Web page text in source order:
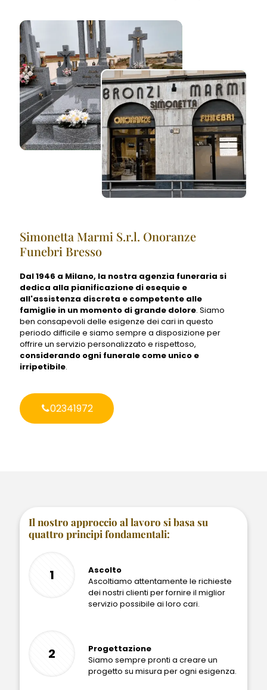
Simonetta Marmi S.r.l. Onoranze
Funebri Bresso
Dal 1946 a Milano, la nostra agenzia funeraria si
dedica alla pianificazione di esequie e
all'assistenza discreta e competente alle
famiglie in un momento di grande dolore. Siamo
ben consapevoli delle esigenze dei cari in questo
periodo difficile e siamo sempre a disposizione per
offrire un servizio personalizzato e rispettoso,
considerando ogni funerale come unico e
irripetibile.
02341972
Il nostro approccio al lavoro si basa su
quattro principi fondamentali:
1
Ascolto
Ascoltiamo attentamente le richieste
dei nostri clienti per fornire il miglior
servizio possibile ai loro cari.
2
Progettazione
Siamo sempre pronti a creare un
progetto su misura per ogni esigenza.